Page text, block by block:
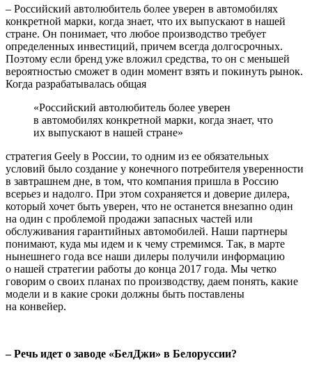
– Российский автолюбитель более уверен в автомобилях
конкретной марки, когда знает, что их выпускают в нашей
стране. Он понимает, что любое производство требует
определенных инвестиций, причем всегда долгосрочных.
Поэтому если бренд уже вложил средства, то он с меньшей
вероятностью сможет в один момент взять и покинуть рынок.
Когда разрабатывалась общая
«Российский автолюбитель более уверен
в автомобилях конкретной марки, когда знает, что
их выпускают в нашей стране»
стратегия Geely в России, то одним из ее обязательных
условий было создание у конечного потребителя уверенности
в завтрашнем дне, в том, что компания пришла в Россию
всерьез и надолго. При этом сохраняется и доверие дилера,
который хочет быть уверен, что не останется внезапно один
на один с проблемой продажи запасных частей или
обслуживания гарантийных автомобилей. Наши партнеры
понимают, куда мы идем и к чему стремимся. Так, в марте
нынешнего года все наши дилеры получили информацию
о нашей стратегии работы до конца 2017 года. Мы четко
говорим о своих планах по производству, даем понять, какие
модели и в какие сроки должны быть поставлены
на конвейер.
– Речь идет о заводе «БелДжи» в Белоруссии?